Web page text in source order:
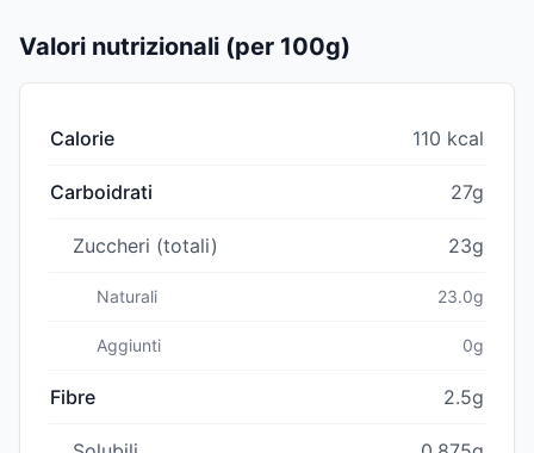
Valori nutrizionali (per 100g)
Calorie 110 kcal
Carboidrati 27g
Zuccheri (totali) 23g
Naturali 23.0g
Aggiunti 0g
Fibre 2.5g